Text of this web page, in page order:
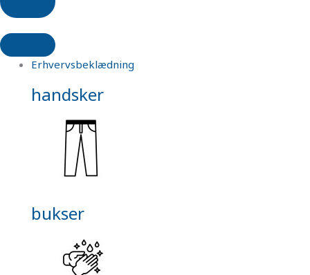
Erhvervsbeklædning
handsker
bukser